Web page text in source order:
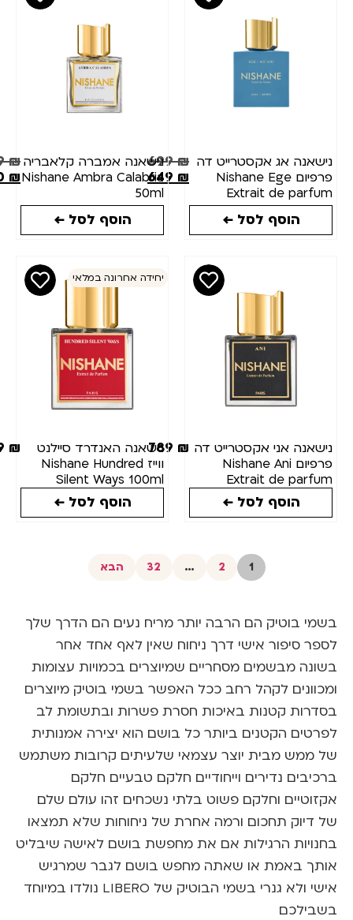
אג אקסטרייט דה
פרפיום Nishane Ege
Extrait de
699₪
649₪
הוסף לסל ←
נישאנה אמברה קלאבריה
Nishane Ambra Calabria
629₪
503.20₪
הוסף לסל ←
אני אקסטרייט דה
פרפיום Nishane Ani
Extrait de
789₪
הוסף לסל ←
יחידה אחרונה במלאי
נישאנה האנדרד סיילנט
ווייז Nishane Hundred
Silent Ways 100ml
739₪
הוסף לסל ←
2
32 הבא
בוטיק הם הרבה יותר מריח נעים הם הדרך שלך
סיפור אישי דרך ניחוח שאין לאף אחד אחר
מבשמים מסחריים שמיוצרים בכמויות עצומות
לקהל רחב ככל האפשר בשמי בוטיק מיוצרים
קטנות באיכות חסרת פשרות ובתשומת לב
הקטנים ביותר כל בושם הוא יצירה אמנותית
מבית יוצר עצמאי שלעיתים קרובות משתמש
נדירים וייחודיים חלקם טבעיים חלקם
וחלקם פשוט בלתי נשכחים זהו עולם שלם
תחכום ורמה אחרת של ניחוחות שלא תמצאו
הרגילות אם את מחפשת בושם לאישה שיבליט
באמת או שאתה מחפש בושם לגבר שמרגיש
אישי ולא גנרי בשמי הבוטיק של LIBERO נולדו במיוחד